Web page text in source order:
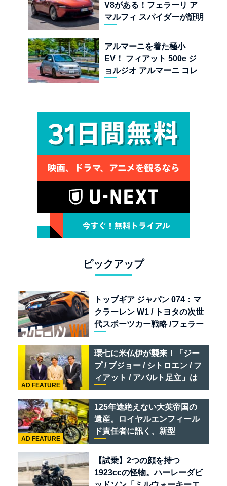
V8がある！フェラーリ ア
マルフィ スパイダーが証明
ーの至福
アルマーニを着た極小
EV！ フィアット 500e ジ
ョルジオ アルマーニ コレ
ピックアップ
トップギア ジャパン 074：マ
クラーレン W1 / トヨタの次世
代スポーツカー戦略 /フェラー
リオ /ベントレー スーパース
ポーツ
環七に米仏伊が襲来！「ジー
プ / プジョー / シトロエン / フ
ィアット / アバルト足立」は
クルマのセレクトショップで
ある
AD FEATURE
125年途絶えない大英帝国の
遺産。ロイヤルエンフィール
ド責任者に訊く、新型
「BULLET 650」と“時間の
質”を愛する理由
AD FEATURE
【試乗】2つの顔を持つ
1923ccの怪物。ハーレーダビ